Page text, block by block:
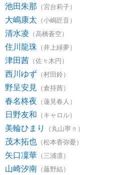
池田朱那 （宮台莉子）
大嶋康太 （小嶋匠音）
清水凌 （高橋蒼空）
住川龍珠 （井上緑夢）
津田茜 （佐々木円）
西川ゆず （村田鈴）
野呈安見 （倉持茜）
春名柊夜 （蓮見春人）
日野友和 （キャロル）
美輪ひまり （丸山寧々）
茂木拓也 （松本香弥憂）
矢口凜華 （三浦凛）
山崎汐南 （藤野結）